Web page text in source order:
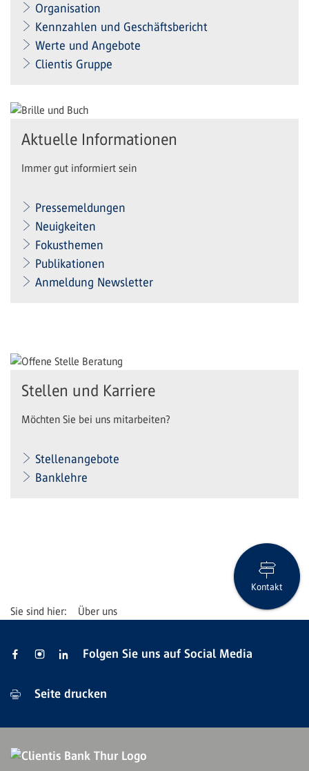
Organisation
Kennzahlen und Geschäftsbericht
Werte und Angebote
Clientis Gruppe
Aktuelle Informationen
Immer gut informiert sein
Pressemeldungen
Neuigkeiten
Fokusthemen
Publikationen
Anmeldung Newsletter
Stellen und Karriere
Möchten Sie bei uns mitarbeiten?
Stellenangebote
Banklehre
Über uns
Kontakt
Folgen Sie uns auf Social Media
Seite drucken